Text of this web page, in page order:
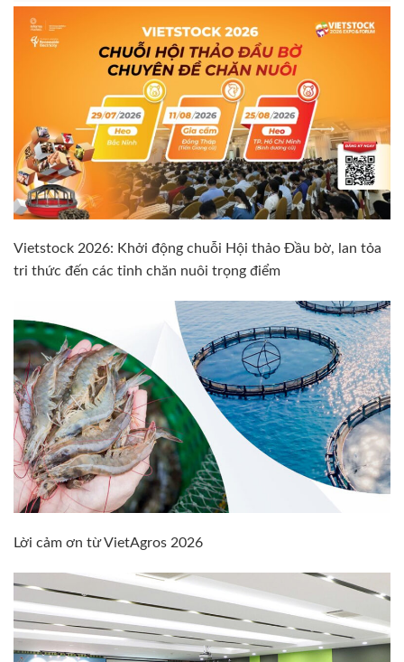
Vietstock 2026: Khởi động chuỗi Hội thảo Đầu bờ, lan tỏa
tri thức đến các tỉnh chăn nuôi trọng điểm
Lời cảm ơn từ VietAgros 2026